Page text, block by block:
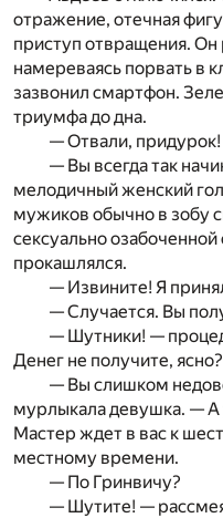
отражение, отечная
приступ отвращения.
намереваясь порвать в
зазвонил смартфон.
триумфа до дна.
— Отвали,
— Вы всегда так
мелодичный женский
мужиков обычно в зобу
сексуально
прокашлялся.
— Извините! Я
— Случается. Вы
— Шутники! —
Денег не получите,
— Вы слишком
мурлыкала девушка. — А
Мастер ждет в вас к
местному времени.
— По Гринвичу?
— Шутите! —